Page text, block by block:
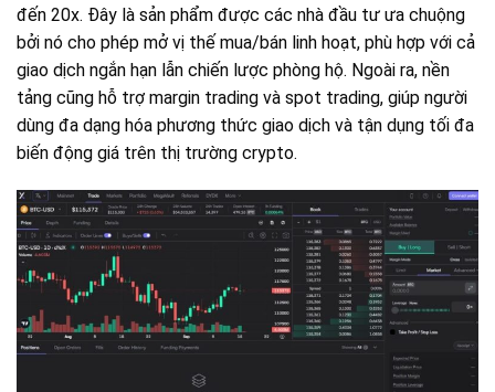
đến 20x. Đây là sản phẩm được các nhà đầu tư ưa chuộng
bởi nó cho phép mở vị thế mua/bán linh hoạt, phù hợp với cả
giao dịch ngắn hạn lẫn chiến lược phòng hộ. Ngoài ra, nền
tảng cũng hỗ trợ margin trading và spot trading, giúp người
dùng đa dạng hóa phương thức giao dịch và tận dụng tối đa
biến động giá trên thị trường crypto.